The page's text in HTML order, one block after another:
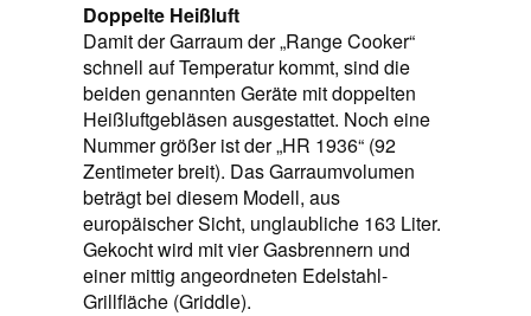
Doppelte Heißluft
Damit der Garraum der „Range Cooker“
schnell auf Temperatur kommt, sind die
beiden genannten Geräte mit doppelten
Heißluftgebläsen ausgestattet. Noch eine
Nummer größer ist der „HR 1936“ (92
Zentimeter breit). Das Garraumvolumen
beträgt bei diesem Modell, aus
europäischer Sicht, unglaubliche 163 Liter.
Gekocht wird mit vier Gasbrennern und
einer mittig angeordneten Edelstahl-
Grillfläche (Griddle).